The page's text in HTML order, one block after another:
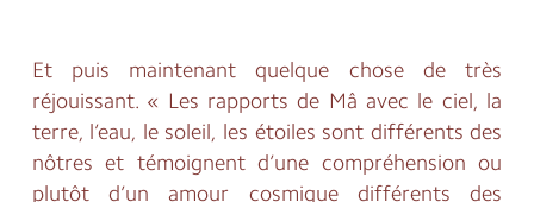
Et puis maintenant quelque chose de très
réjouissant. « Les rapports de Mâ avec le ciel, la
terre, l’eau, le soleil, les étoiles sont différents des
nôtres et témoignent d’une compréhension ou
plutôt d’un amour cosmique différents des